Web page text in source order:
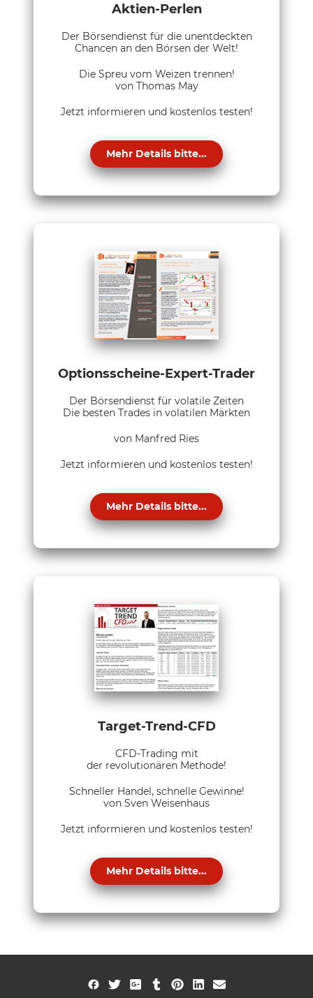
Aktien-Perlen
Der Börsendienst für die unentdeckten
Chancen an den Börsen der Welt!
Die Spreu vom Weizen trennen!
von Thomas May
Jetzt informieren und kostenlos testen!
Mehr Details bitte...
Optionsscheine-Expert-Trader
Der Börsendienst für volatile Zeiten
Die besten Trades in volatilen Märkten
von Manfred Ries
Jetzt informieren und kostenlos testen!
Mehr Details bitte...
Target-Trend-CFD
CFD-Trading mit
der revolutionären Methode!
Schneller Handel, schnelle Gewinne!
von Sven Weisenhaus
Jetzt informieren und kostenlos testen!
Mehr Details bitte...